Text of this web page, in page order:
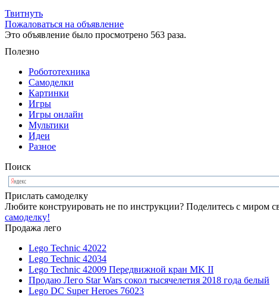
Твитнуть
Пожаловаться на объявление
Это объявление было просмотрено 563 раза.
Полезно
Робототехника
Самоделки
Картинки
Игры
Игры онлайн
Мультики
Идеи
Разное
Поиск
Прислать самоделку
Любите конструировать не по инструкции? Поделитесь с миром
самоделку!
Продажа лего
Lego Technic 42022
Lego Technic 42034
Lego Technic 42009 Передвижной кран MK II
Продаю Лего Star Wars сокол тысячелетия 2018 года белый
Lego DC Super Heroes 76023